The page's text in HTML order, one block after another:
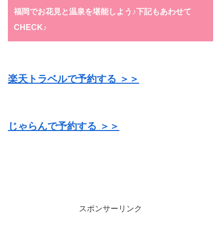
福岡でお花見と温泉を堪能しよう♪下記もあわせて
CHECK♪
楽天トラベルで予約する ＞＞
じゃらんで予約する ＞＞
スポンサーリンク